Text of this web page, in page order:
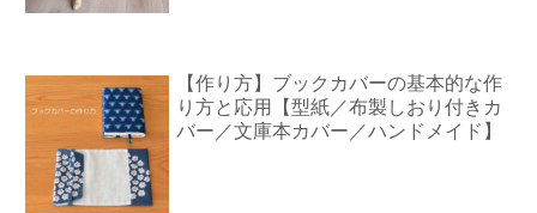
【作り方】ブックカバーの基本的な作
り方と応用【型紙／布製しおり付きカ
バー／文庫本カバー／ハンドメイド】